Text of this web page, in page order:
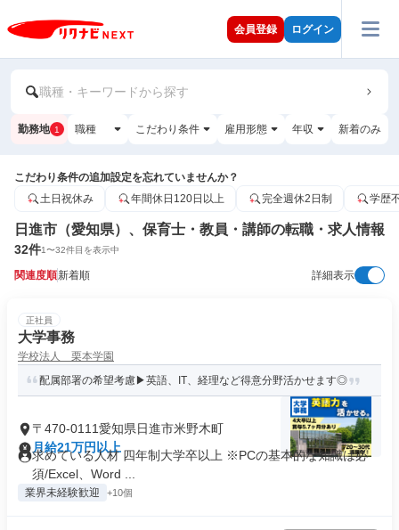
会員登録 ログイン
職種・キーワードから探す
勤務地 1 職種 こだわり条件 雇用形態 年収 新着のみ
こだわり条件の追加設定を忘れていませんか？
土日祝休み
年間休日120日以上 完全週休2日制 学歴
日進市（愛知県）、保育士・教員・講師の転職・求人情報
32件1〜32件目を表示中
関連度順新着順 詳細表示
正社員
大学事務
学校法人 栗本学園
配属部署の希望考慮▶英語、IT、経理など得意分野活かせます◎
〒470-0111愛知県日進市米野木町
月給21万円以上
求めている人材 四年制大学卒以上 ※PCの基本的な知識は必
須/Excel、Word ...
業界未経験歓迎 +10個